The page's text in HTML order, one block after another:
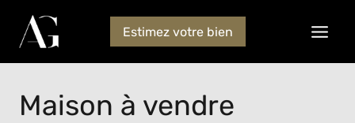
Estimez votre bien
Maison à vendre